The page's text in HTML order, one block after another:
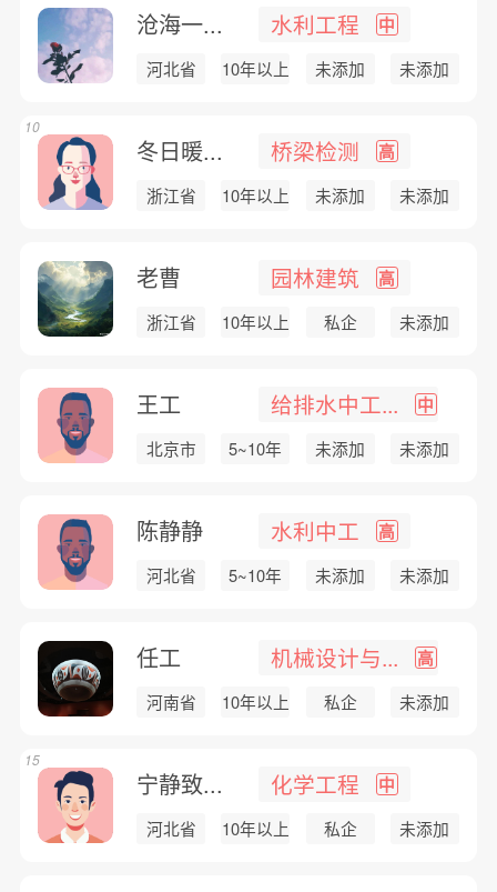
沧海一... 水利工程 中
河北省 10年以上 未添加 未添加
冬日暖... 桥梁检测 高
浙江省 10年以上 未添加 未添加
10
老曹 园林建筑 高
浙江省 10年以上 私企 未添加
王工 给排水中工... 中
北京市 5~10年 未添加 未添加
陈静静 水利中工 高
河北省 5~10年 未添加 未添加
任工 机械设计与... 高
河南省 10年以上 私企 未添加
宁静致... 化学工程 中
河北省 10年以上 私企 未添加
15